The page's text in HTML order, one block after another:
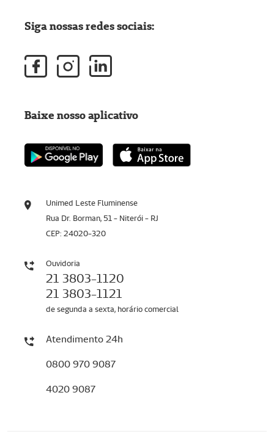
Unimed Leste Fluminense
Rua Dr. Borman, 51 - Niterói - RJ
CEP: 24020-320
Ouvidoria
21 3803-1120
21 3803-1121
de segunda a sexta, horário comercial
Atendimento 24h
0800 970 9087
4020 9087
Siga nossas redes sociais:
Baixe nosso aplicativo